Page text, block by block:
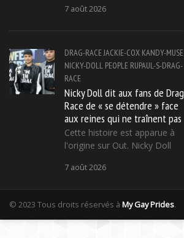
7 août 2026
DRAG-RACE JACKIE-COX KANDY-MUSE
NICKY-DOLL PEOPLE RUPAUL-S-DRAG-
RACE
Nicky Doll dit aux fans de Drag
Race de « se détendre » face
aux reines qui ne traînent pas
Cette histoire est apparue à
l'origine sur Out. Nicky Doll
7 août 2026
© 2023 Tous droits réservés à My Gay Prides.